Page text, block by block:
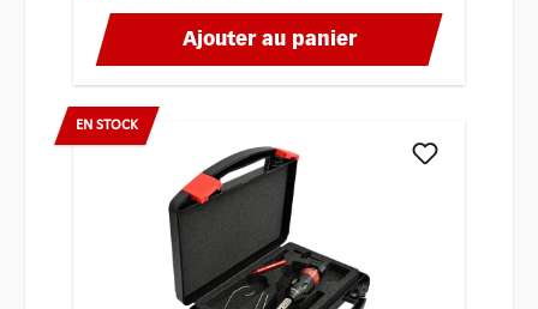
Ajouter au panier
EN STOCK